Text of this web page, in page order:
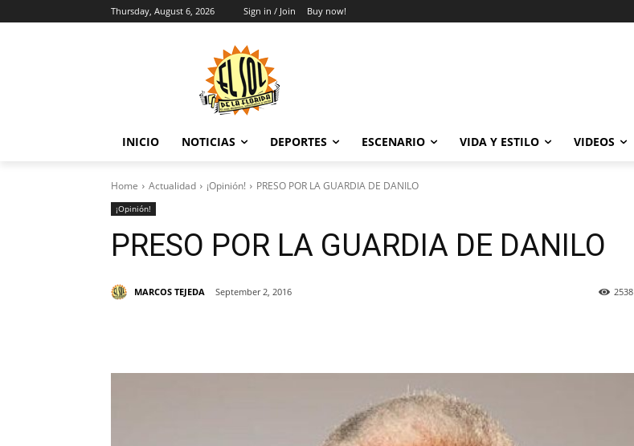
Thursday, August 6, 2026 Sign in / Join Buy now!
INICIO NOTICIAS DEPORTES ESCENARIO VIDA Y ESTILO VIDEOS
Home Actualidad ¡Opinión! PRESO POR LA GUARDIA DE DANILO
¡Opinión!
PRESO POR LA GUARDIA DE DANILO
MARCOS TEJEDA September 2, 2016 2538